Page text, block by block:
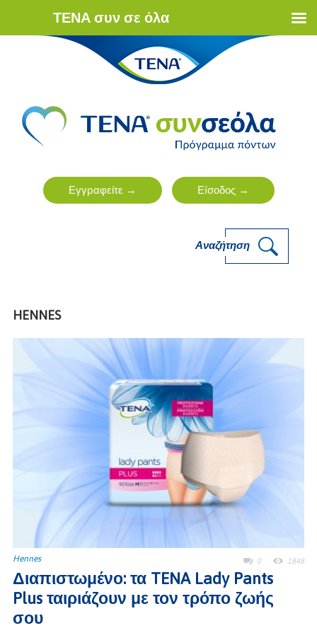
Αναζήτηση
HENNES
Hennes 0 1848
Διαπιστωμένο: τα TENA Lady Pants
Plus ταιριάζουν με τον τρόπο ζωής
σου
ΤΕΝΑ συν σε όλα